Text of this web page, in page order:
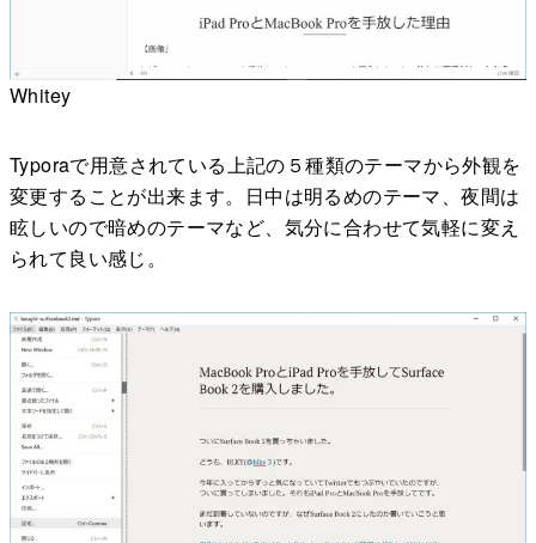
Whitey
Typoraで用意されている上記の５種類のテーマから外観を
変更することが出来ます。日中は明るめのテーマ、夜間は
眩しいので暗めのテーマなど、気分に合わせて気軽に変え
られて良い感じ。